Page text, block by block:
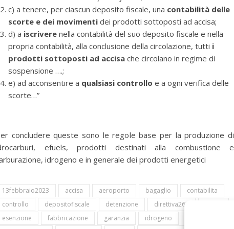
c) a tenere, per ciascun deposito fiscale, una contabilità delle
scorte e dei movimenti dei prodotti sottoposti ad accisa;
d) a iscrivere nella contabilità del suo deposito fiscale e nella
propria contabilità, alla conclusione della circolazione, tutti i
prodotti sottoposti ad accisa che circolano in regime di
sospensione ….;
e) ad acconsentire a qualsiasi controllo e a ogni verifica delle
scorte…”
concludere queste sono le regole base per la produzione di
efuels, prodotti destinati alla combustione e
idrogeno e in generale dei prodotti energetici
13febbraio2023 accisa aeroporto bagaglio
contabilita
controllo
depositofiscale detenzione direttiva262
esenzione
fabbricazione garanzia
idrogeno